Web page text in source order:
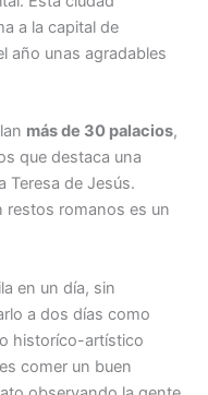
a la capital de
año unas agradables
más de 30 palacios,
que destaca una
Teresa de Jesús.
restos romanos es un
en un día, sin
a dos días como
historíco-artístico
comer un buen